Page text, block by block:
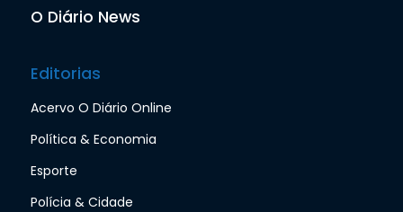
O Diário News
Editorias
Acervo O Diário Online
Política & Economia
Esporte
Polícia & Cidade